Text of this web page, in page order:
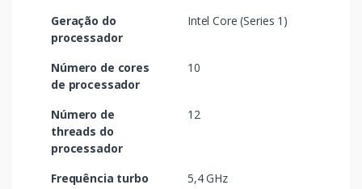
Geração do
processador
Intel Core (Series 1)
Número de cores
de processador
10
Número de
threads do
processador
12
Frequência turbo
5,4 GHz